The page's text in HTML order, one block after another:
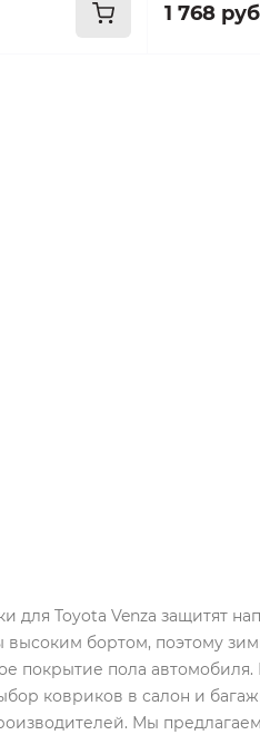
1 768
для Toyota Venza защитят
бортом, поэтому
покрытие пола
ковриков в салон и
Мы